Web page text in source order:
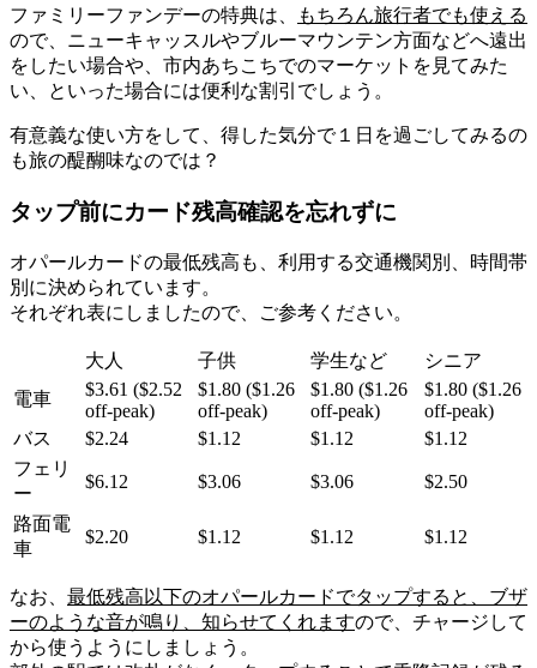
ファミリーファンデーの特典は、 もちろん旅行者でも使える
ので、ニューキャッスルやブルーマウンテン方面などへ遠出
をしたい場合や、市内あちこちでのマーケットを見てみた
い、といった場合には便利な割引でしょう。
有意義な使い方をして、得した気分で１日を過ごしてみるの
も旅の醍醐味なのでは？
タップ前にカード残高確認を忘れずに
オパールカードの最低残高も、利用する交通機関別、時間帯
別に決められています。
それぞれ表にしましたので、ご参考ください。
大人 子供 学生など
シニア
電車
$3.61 ($2.52
off-peak)
$1.80 ($1.26
off-peak)
$1.80 ($1.26
off-peak)
$1.80 ($1.26
off-peak)
バス
$2.24 $1.12 $1.12
$1.12
フェリ
ー
$6.12 $3.06 $3.06 $2.50
路面電
車
$2.20 $1.12 $1.12 $1.12
なお、 最低残高以下のオパールカードでタップすると、ブザ
ーのような音が鳴り、知らせてくれますので、チャージして
から使うようにしましょう。